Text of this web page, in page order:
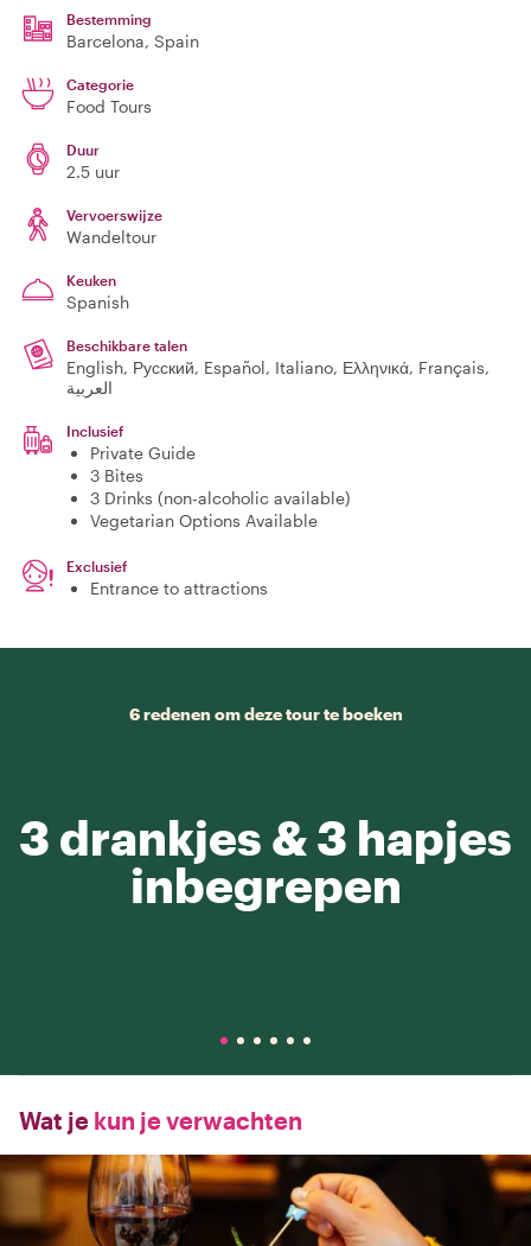
Bestemming
Barcelona, Spain
Categorie
Food Tours
Duur
2.5 uur
Vervoerswijze
Wandeltour
Keuken
Spanish
Beschikbare talen
English, Русский, Español, Italiano, Ελληνικά, Français,
العربية
Inclusief
Private Guide
3 Bites
3 Drinks (non-alcoholic available)
Vegetarian Options Available
Exclusief
Entrance to attractions
6 redenen om deze tour te boeken
3 drankjes & 3 hapjes
inbegrepen
Wat je kun je verwachten